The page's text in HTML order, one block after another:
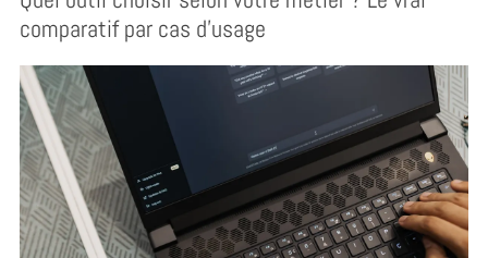
comparatif par cas d’usage